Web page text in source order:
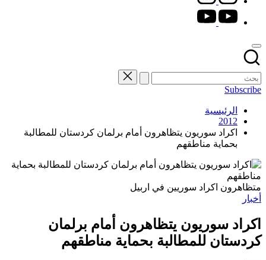
youtube.com
Subscribe
الرئيسية
2012
اكراد سوريون يتظاهرون أمام برلمان كردستان للمطالبة
بحماية مناطقهم
متظاهرون اكراد سوريين في اربيل
نُشر
أخبار
اكراد سوريون يتظاهرون أمام برلمان
كردستان للمطالبة بحماية مناطقهم